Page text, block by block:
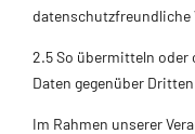
datenschutzfreundliche
2.5 So übermitteln oder
Daten gegenüber Dritten
Im Rahmen unserer